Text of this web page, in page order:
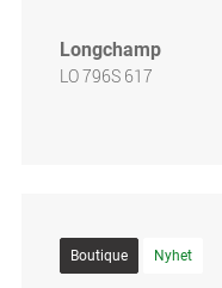
Longchamp
LO 796S 617
Boutique Nyhet